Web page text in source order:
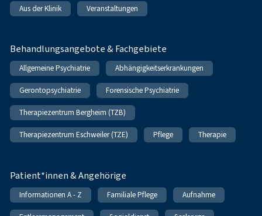
Aus der Klinik Veranstaltungen
Behandlungsangebote & Fachgebiete
Allgemeine Psychiatrie Abhängigkeitserkrankungen
Gerontopsychiatrie Forensische Psychiatrie
Therapiezentrum Bergheim (TZB)
Therapiezentrum Eschweiler (TZE) Pflege Therapie
Patient*innen & Angehörige
Informationen A - Z Familiale Pflege Aufnahme